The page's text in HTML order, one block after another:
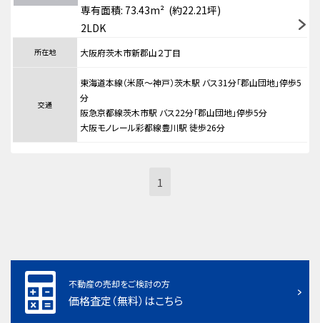
専有面積: 73.43m² (約22.21坪)
2LDK
所在地 大阪府茨木市新郡山２丁目
交通
東海道本線（米原～神戸）茨木駅 バス31分「郡山団地」停歩5
分
阪急京都線茨木市駅 バス22分「郡山団地」停歩5分
大阪モノレール彩都線豊川駅 徒歩26分
1
不動産の売却をご検討の方
価格査定（無料）はこちら